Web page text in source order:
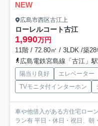
NEW
広島市西区古江上
ローレルコート古江
1,990万円
11階 / 72.80㎡ / 3LDK /築28
広島電鉄宮島線「古江」
陽当り良好 エレベーター
TVモニタ付インターホン
車や他借入がある方住宅ロー
ラン有 平日・休日・祝日